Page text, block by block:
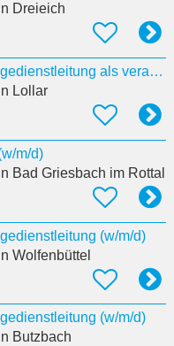
Dreieich
Stellvertretende Pflegedienstleitung als verantwortliche:r Pflegeprozesskoordinator:in (w/m/d)
Lollar
m/d)
Bad Griesbach im Rottal
(w/m/d)
Wolfenbüttel
(w/m/d)
Butzbach